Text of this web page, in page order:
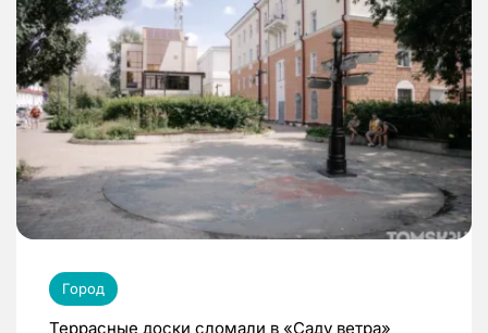
Город
Террасные доски сломали в «Саду ветра»